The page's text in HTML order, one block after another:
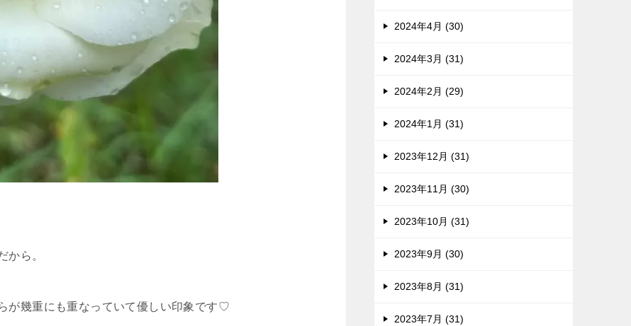
から。
が幾重にも重なっていて優しい印象です♡
2024年4月 (30)
2024年3月 (31)
2024年2月 (29)
2024年1月 (31)
2023年12月 (31)
2023年11月 (30)
2023年10月 (31)
2023年9月 (30)
2023年8月 (31)
2023年7月 (31)